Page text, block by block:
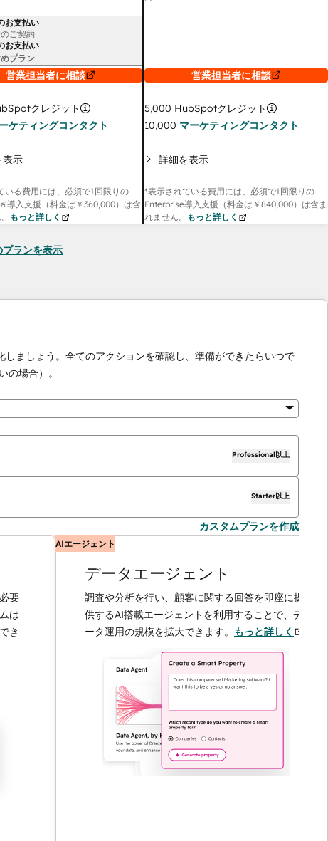
お支払い
ご契約
お支払い
プラン
営業担当者に相談
クレジット
ケティングコンタクト
表示
いる費用には、必須で1回限りの
導入支援（料金は ￥360,000）は含
もっと詳しく
営業担当者に相談
5,000 HubSpotクレジット
10,000 マーケティングコンタクト
詳細を表示
*表示されている費用には、必須で1回限りの
Enterprise導入支援（料金は ￥840,000）は含ま
れません。
もっと詳しく
ランを表示
ましょう。全てのアクションを確認し、準備ができたらいつで
の場合）。
Professional以上
Starter以上
カスタムプランを作成
AIエージェント
データエージェント
調査や分析を行い、顧客に関する回答を即座に提
供するAI搭載エージェントを利用することで、デ
ータ運用の規模を拡大できます。もっと詳しく